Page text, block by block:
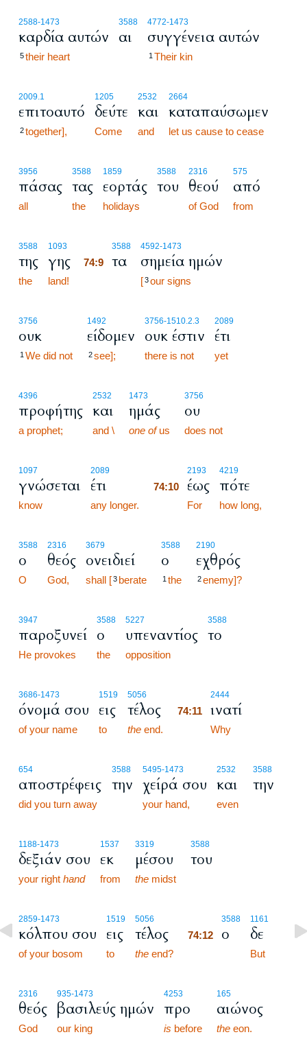
2588-1473
καρδία αυτών
5their heart
3588
αι
4772-1473
συγγένεια αυτών
1 Their kin
2009.1
επιτοαυτό
2together],
1205
δεύτε
Come
2532
και
and
2664
καταπαύσωμεν
let us cause to cease
3956
πάσας
all
3588
τας
the
1859
εορτάς
holidays
3588
του
2316
θεού
of God
575
από
from
3588
της
the
1093
γης
land!
3588
74:9 τα
4592-1473
σημεία ημών
[3our signs
3756
ουκ
1 We did not
1492
είδομεν
2see];
3756-1510.2.3
ουκ έστιν
there is not
2089
έτι
yet
4396
προφήτης
a prophet;
2532
και
and \
1473
ημάς
one ofus
3756
ου
does not
1097
γνώσεται
know
2089
έτι
any longer.
2193
74:10 έως
For
4219
πότε
how long,
3588
ο
O
2316
θεός
God,
3679
ονειδιεί
shall [3 berate
3588
ο
1 the
2190
εχθρός
2enemy]?
3947
παροξυνεί
He provokes
3588
ο
the
5227
υπεναντίος
opposition
3588
το
3686-1473
όνομά σου
of your name
1519
εις
to
5056
τέλος
the end.
2444
74:11 ινατί
Why
654
αποστρέφεις
did you turn away
3588
την
5495-1473
χείρά σου
your hand,
2532
και
even
3588
την
1188-1473
δεξιάν σου
your right hand
1537
εκ
from
3319
μέσου
the midst
3588
του
2859-1473
κόλπου σου
of your bosom
1519
εις
to
5056
τέλος
the end?
3588
74:12 ο
1161
δε
But
2316
θεός
God
935-1473
βασιλεύς ημών
our king
4253
προ
is before
165
αιώνος
the eon.